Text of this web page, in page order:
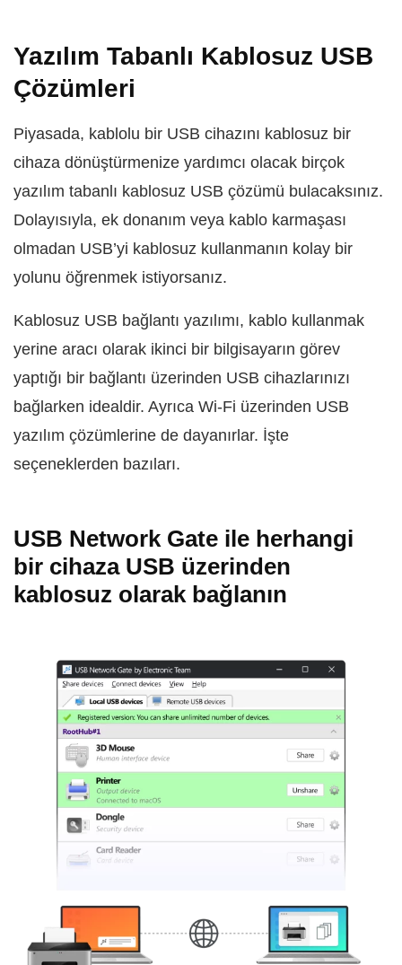
Yazılım Tabanlı Kablosuz USB
Çözümleri
Piyasada, kablolu bir USB cihazını kablosuz bir
cihaza dönüştürmenize yardımcı olacak birçok
yazılım tabanlı kablosuz USB çözümü bulacaksınız.
Dolayısıyla, ek donanım veya kablo karmaşası
olmadan USB’yi kablosuz kullanmanın kolay bir
yolunu öğrenmek istiyorsanız.
Kablosuz USB bağlantı yazılımı, kablo kullanmak
yerine aracı olarak ikinci bir bilgisayarın görev
yaptığı bir bağlantı üzerinden USB cihazlarınızı
bağlarken idealdir. Ayrıca Wi‑Fi üzerinden USB
yazılım çözümlerine de dayanırlar. İşte
seçeneklerden bazıları.
USB Network Gate ile herhangi
bir cihaza USB üzerinden
kablosuz olarak bağlanın